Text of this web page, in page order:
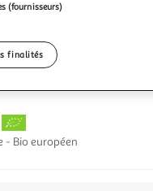
- Bio européen
(fournisseurs)
finalités